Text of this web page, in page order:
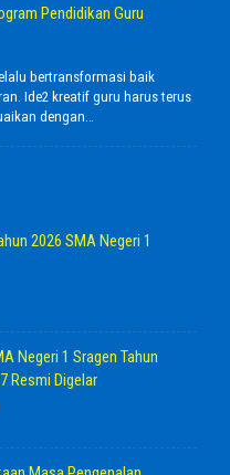
Pendidikan Guru
bertransformasi baik
Ide2 kreatif guru harus terus
dengan…
2026 SMA Negeri 1
Negeri 1 Sragen Tahun
Resmi Digelar